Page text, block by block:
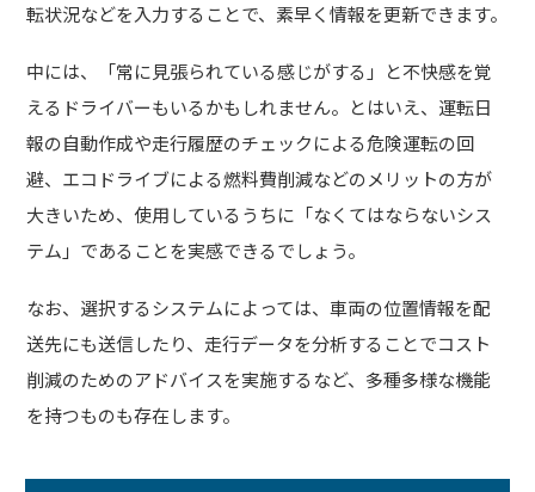
転状況などを入力することで、素早く情報を更新できます。
中には、「常に見張られている感じがする」と不快感を覚
えるドライバーもいるかもしれません。とはいえ、運転日
報の自動作成や走行履歴のチェックによる危険運転の回
避、エコドライブによる燃料費削減などのメリットの方が
大きいため、使用しているうちに「なくてはならないシス
テム」であることを実感できるでしょう。
なお、選択するシステムによっては、車両の位置情報を配
送先にも送信したり、走行データを分析することでコスト
削減のためのアドバイスを実施するなど、多種多様な機能
を持つものも存在します。